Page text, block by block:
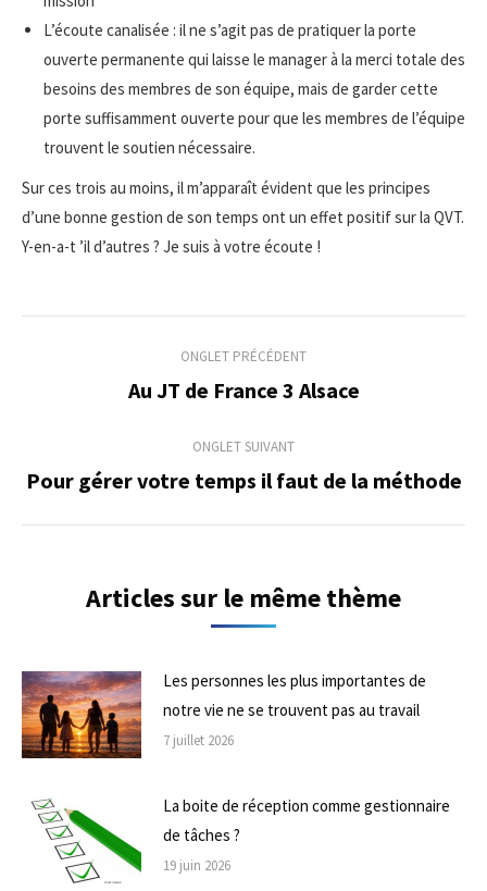
L’écoute canalisée : il ne s’agit pas de pratiquer la porte
ouverte permanente qui laisse le manager à la merci totale des
besoins des membres de son équipe, mais de garder cette
porte suffisamment ouverte pour que les membres de l’équipe
trouvent le soutien nécessaire.
Sur ces trois au moins, il m’apparaît évident que les principes
d’une bonne gestion de son temps ont un effet positif sur la QVT.
Y-en-a-t ’il d’autres ? Je suis à votre écoute !
commentaire
ONGLET PRÉCÉDENT
Onglet
Au JT de France 3 Alsace
ONGLET SUIVANT
Onglet
Pour gérer votre temps il faut de la méthode
Articles sur le même thème
Les personnes les plus importantes de
notre vie ne se trouvent pas au travail
7 juillet 2026
La boite de réception comme gestionnaire
de tâches ?
19 juin 2026